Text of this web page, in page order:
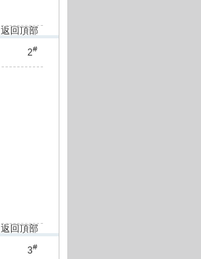
返回頂部
2#
返回頂部
3#